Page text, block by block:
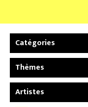
Catégories
Thèmes
Artistes